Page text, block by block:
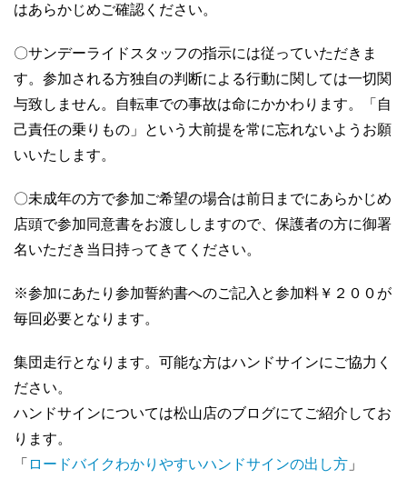
はあらかじめご確認ください。
〇サンデーライドスタッフの指示には従っていただきま
す。参加される方独自の判断による行動に関しては一切関
与致しません。自転車での事故は命にかかわります。「自
己責任の乗りもの」という大前提を常に忘れないようお願
いいたします。
〇未成年の方で参加ご希望の場合は前日までにあらかじめ
店頭で参加同意書をお渡ししますので、保護者の方に御署
名いただき当日持ってきてください。
※参加にあたり参加誓約書へのご記入と参加料￥２００が
毎回必要となります。
集団走行となります。可能な方はハンドサインにご協力く
ださい。
ハンドサインについては松山店のブログにてご紹介してお
ります。
「 ロードバイクわかりやすいハンドサインの出し方 」